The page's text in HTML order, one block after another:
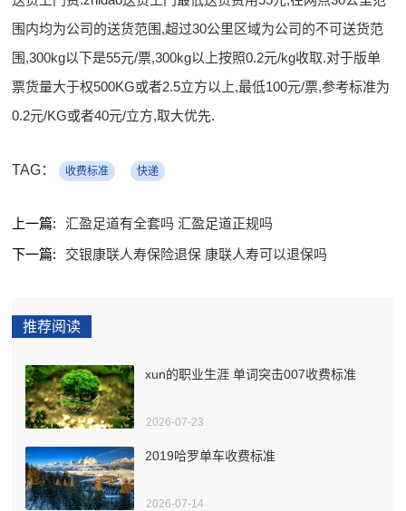
围内均为公司的送货范围,超过30公里区域为公司的不可送货范
围,300kg以下是55元/票,300kg以上按照0.2元/kg收取.对于版单
票货量大于权500KG或者2.5立方以上,最低100元/票,参考标准为
0.2元/KG或者40元/立方,取大优先.
TAG： 收费标准 快递
上一篇:
汇盈足道有全套吗 汇盈足道正规吗
下一篇:
交银康联人寿保险退保 康联人寿可以退保吗
推荐阅读
xun的职业生涯 单词突击007收费标准
2026-07-23
2019哈罗单车收费标准
2026-07-14